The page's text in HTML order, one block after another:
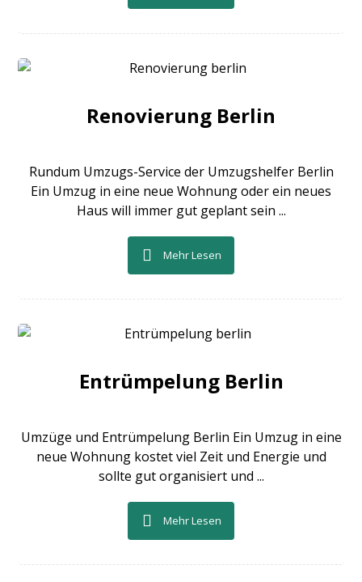
Renovierung Berlin
Rundum Umzugs-Service der Umzugshelfer Berlin
Ein Umzug in eine neue Wohnung oder ein neues
Haus will immer gut geplant sein ...
Mehr Lesen
Entrümpelung Berlin
Umzüge und Entrümpelung Berlin Ein Umzug in eine
neue Wohnung kostet viel Zeit und Energie und
sollte gut organisiert und ...
Mehr Lesen